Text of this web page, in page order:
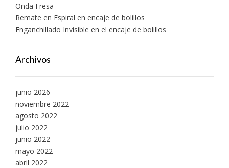
Onda Fresa
Remate en Espiral en encaje de bolillos
Enganchillado Invisible en el encaje de bolillos
Archivos
junio 2026
noviembre 2022
agosto 2022
julio 2022
junio 2022
mayo 2022
abril 2022